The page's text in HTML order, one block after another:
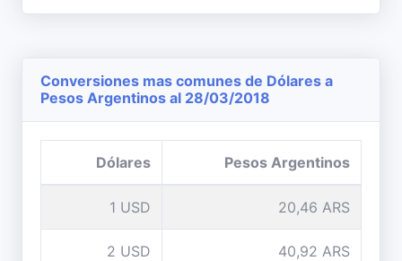
Conversiones mas comunes de Dólares a
Pesos Argentinos al 28/03/2018
Dólares Pesos Argentinos
1 USD 20,46 ARS
2 USD 40,92 ARS